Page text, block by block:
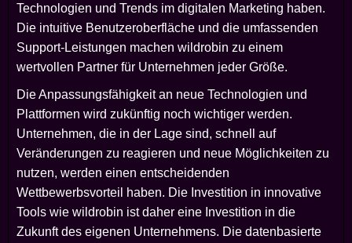
Technologien und Trends im digitalen Marketing haben.
Die intuitive Benutzeroberfläche und die umfassenden
Support-Leistungen machen wildrobin zu einem
wertvollen Partner für Unternehmen jeder Größe.
Die Anpassungsfähigkeit an neue Technologien und
Plattformen wird zukünftig noch wichtiger werden.
Unternehmen, die in der Lage sind, schnell auf
Veränderungen zu reagieren und neue Möglichkeiten zu
nutzen, werden einen entscheidenden
Wettbewerbsvorteil haben. Die Investition in innovative
Tools wie wildrobin ist daher eine Investition in die
Zukunft des eigenen Unternehmens. Die datenbasierte